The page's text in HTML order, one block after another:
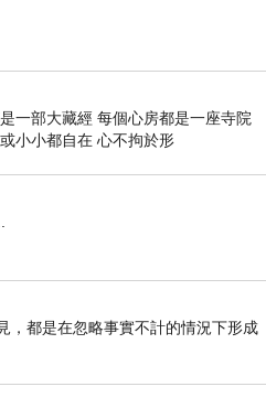
感動了!!
界訂房
那邊找翻譯啦ＱＱ
的介紹在下面
，不妨可以看看喔！
一部大藏經 每個心房都是一座寺院
小小都自在 心不拘於形
，都是在忽略事實不計的情況下形成